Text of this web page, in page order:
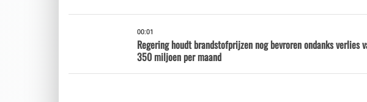
00:01
Regering houdt brandstofprijzen nog bevroren ondanks verlies
350 miljoen per maand